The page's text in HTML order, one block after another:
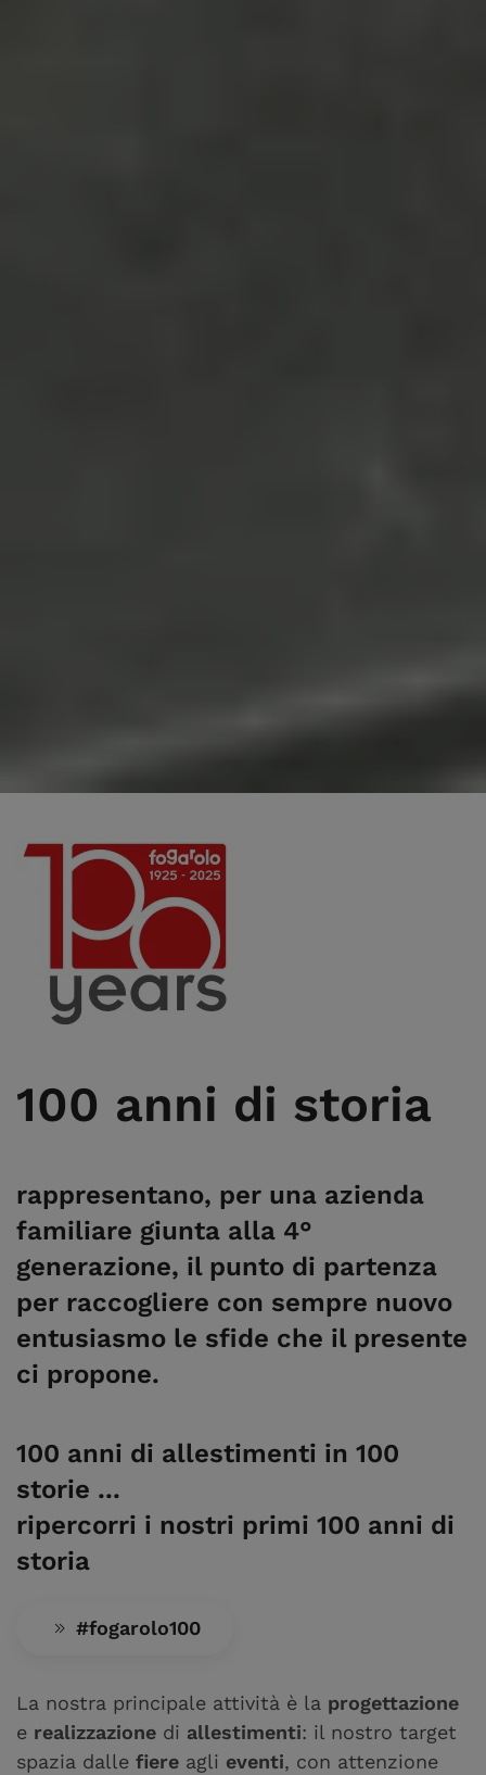
100 anni di storia
rappresentano, per una azienda
familiare giunta alla 4°
generazione, il punto di partenza
per raccogliere con sempre nuovo
entusiasmo le sfide che il presente
ci propone.
100 anni di allestimenti in 100
storie ...
ripercorri i nostri primi 100 anni di
storia
#fogarolo100
La nostra principale attività è la progettazione
e realizzazione di allestimenti: il nostro target
spazia dalle fiere agli eventi, con attenzione